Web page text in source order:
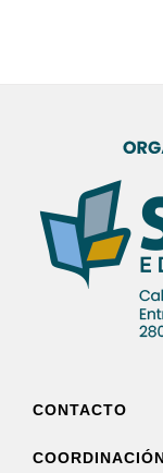
CONTACTO